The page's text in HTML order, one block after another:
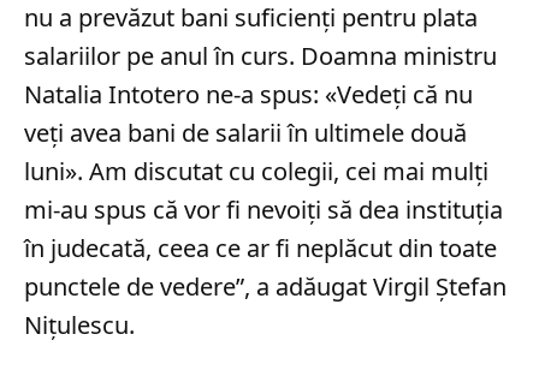
nu a prevăzut bani suficienţi pentru plata
salariilor pe anul în curs. Doamna ministru
Natalia Intotero ne-a spus: «Vedeţi că nu
veţi avea bani de salarii în ultimele două
luni». Am discutat cu colegii, cei mai mulţi
mi-au spus că vor fi nevoiţi să dea instituţia
în judecată, ceea ce ar fi neplăcut din toate
punctele de vedere”, a adăugat Virgil Ștefan
Nițulescu.